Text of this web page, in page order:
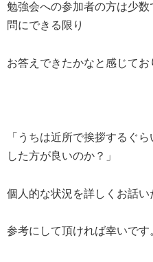
勉強会への参加者の方は少
問にできる限り
お答えできたかなと感じてお
「うちは近所で挨拶するぐ
した方が良いのか？」
個人的な状況を詳しくお話い
参考にして頂ければ幸いです